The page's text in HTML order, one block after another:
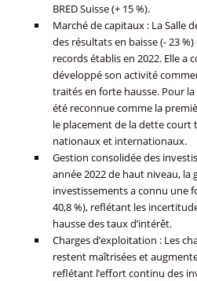
BRED Suisse (+ 15 %).
Marché de capitaux : La Salle
des résultats en baisse (- 23
records établis en 2022. Elle a
développé son activité
traités en forte hausse. Pour la
été reconnue comme la
le placement de la dette court
nationaux et internationaux.
Gestion consolidée des
année 2022 de haut niveau, la
investissements a connu une
40,8 %), reflétant les
hausse des taux d’intérêt.
Charges d’exploitation : Les
restent maîtrisées et
reflétant l’effort continu des